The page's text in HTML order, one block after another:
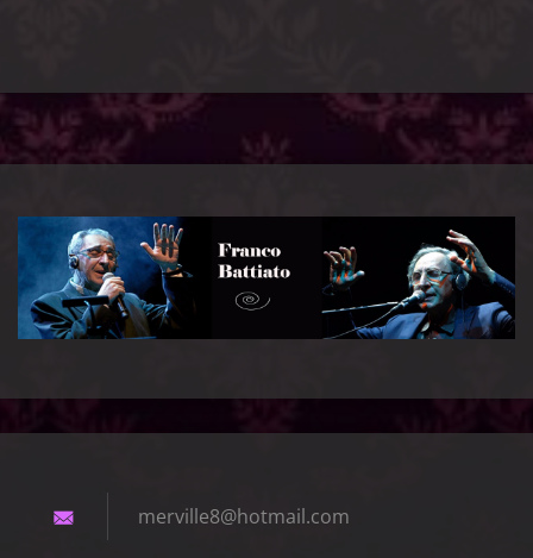
merville8@hotmail.com